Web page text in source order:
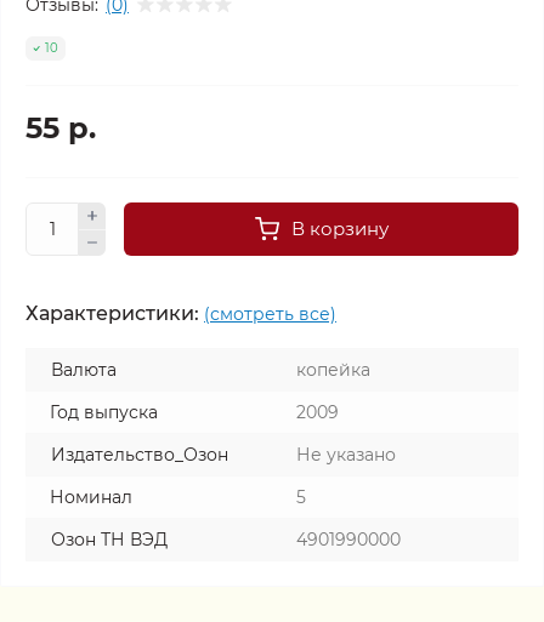
10
55 р.
В корзину
Характеристики: (смотреть все)
Валюта
копейка
Год выпуска
2009
Издательство_Озон
Не указано
Номинал
5
Озон ТН ВЭД
4901990000